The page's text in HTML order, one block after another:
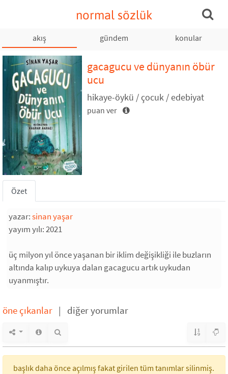
normal sözlük
akış gündem konular
gacagucu ve dünyanın öbür
ucu
hikaye-öykü / çocuk / edebiyat
puan ver
Özet
yazar:sinan yaşar
yayım yılı: 2021
üç milyon yıl önce yaşanan bir iklim değişikliği ile buzların
altında kalıp uykuya dalan gacagucu artık uykudan
uyanmıştır.
öne çıkanlar | diğer yorumlar
başlık daha önce açılmış fakat girilen tüm tanımlar silinmiş.